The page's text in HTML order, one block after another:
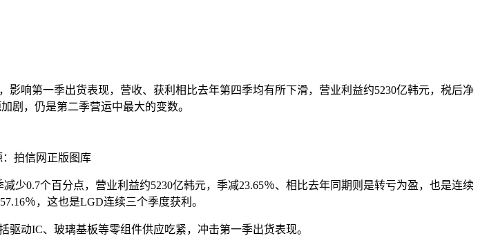
响第一季出货表现，营收、获利相比去年第四季均有所下滑，营业利益约5230亿韩元，税后净
剧，仍是第二季营运中最大的变数。
：拍信网正版图库
少0.7个百分点，营业利益约5230亿韩元，季减23.65％、相比去年同期则是转亏为盈，也是连续
％，这也是LGD连续三个季度获利。
动IC、玻璃基板等零组件供应吃紧，冲击第一季出货表现。